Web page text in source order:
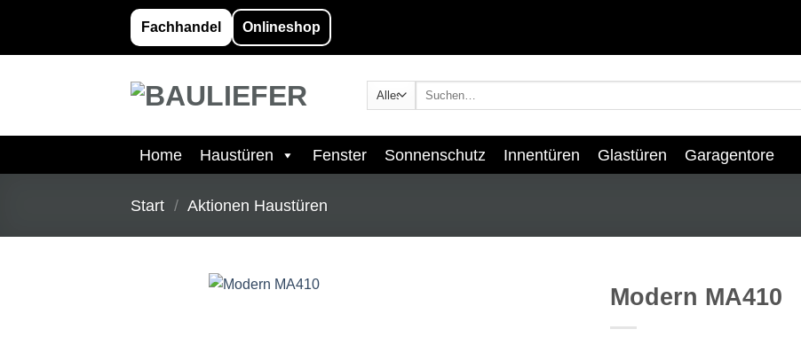
springen
Fachhandel Onlineshop
Suchen
Home Haustüren Fenster Sonnenschutz Innentüren Glastüren Garagentore
Start / Aktionen Haustüren
Modern MA410